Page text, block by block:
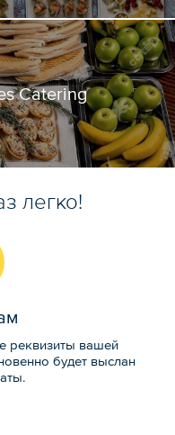
Catering
легко!
реквизиты вашей
будет выслан